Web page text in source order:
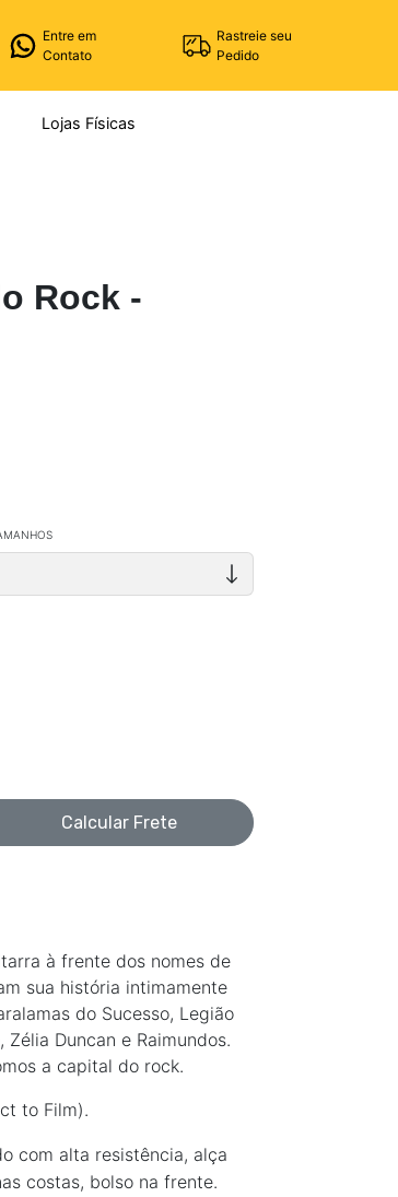
Entre em
Contato
Rastreie seu
Pedido
Lojas Físicas
Rock -
Calcular Frete
à frente dos nomes de
sua história intimamente
do Sucesso, Legião
Duncan e Raimundos.
a capital do rock.
to Film).
com alta resistência, alça
costas, bolso na frente.